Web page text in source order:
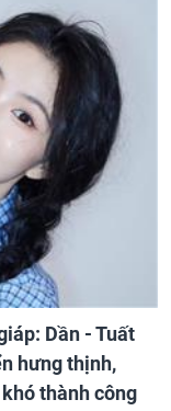
Dần - Tuất
hưng thịnh,
thành công